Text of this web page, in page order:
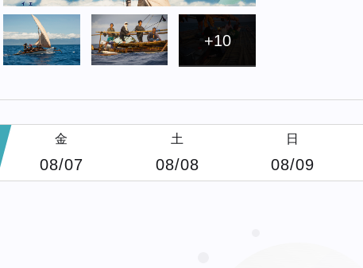
+10
金
08/07
土
08/08
日
08/09